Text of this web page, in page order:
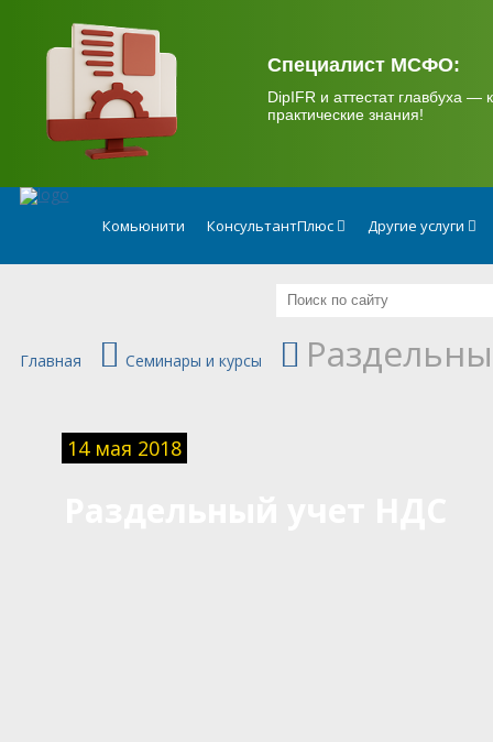
Специалист МСФО:
DipIFR и аттестат главбуха —
практические знания!
Комьюнити КонсультантПлюс Другие услуги
Главная Семинары и курсы
14 мая 2018